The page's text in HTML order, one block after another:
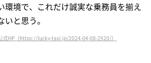
環境で、これだけ誠実な乗務員を揃え
と思う。
式HP（https://lucky-taxi.jp/2024-04-08-2920/）